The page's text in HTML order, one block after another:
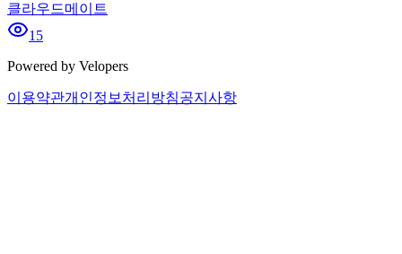
클라우드메이트
15
Powered by Velopers
이용약관개인정보처리방침공지사항